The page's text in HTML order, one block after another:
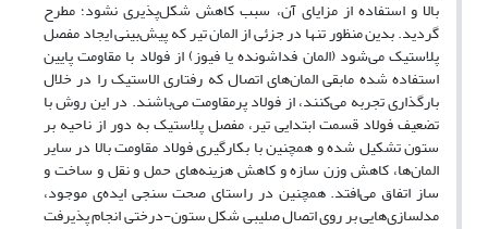
بالا و استفاده از مزایای آن، سبب کاهش شکل‌پذیری نشود؛ مطرح
گردید. بدین منظور تنها در جزئی از المان تیر که پیش‌بینی ایجاد مفصل
پلاستیک می‌شود (المان فداشونده یا فیوز) از فولاد با مقاومت پایین
استفاده شده مابقی المان‌های اتصال که رفتاری الاستیک را در خلال
بارگذاری تجربه می‌کنند، از فولاد پرمقاومت می‌باشند. در این روش با
تضعیف فولاد قسمت ابتدایی تیر، مفصل پلاستیک به دور از ناحیه بر
ستون تشکیل شده و همچنین با بکارگیری فولاد مقاومت بالا در سایر
المان‌ها، کاهش وزن سازه و کاهش هزینه‌های حمل و نقل و ساخت و
ساز اتفاق می‌افتد. همچنین در راستای صحت سنجی ایده‌ی موجود،
مدلسازی‌هایی بر روی اتصال صلیبی شکل ستون-درختی انجام پذیرفت